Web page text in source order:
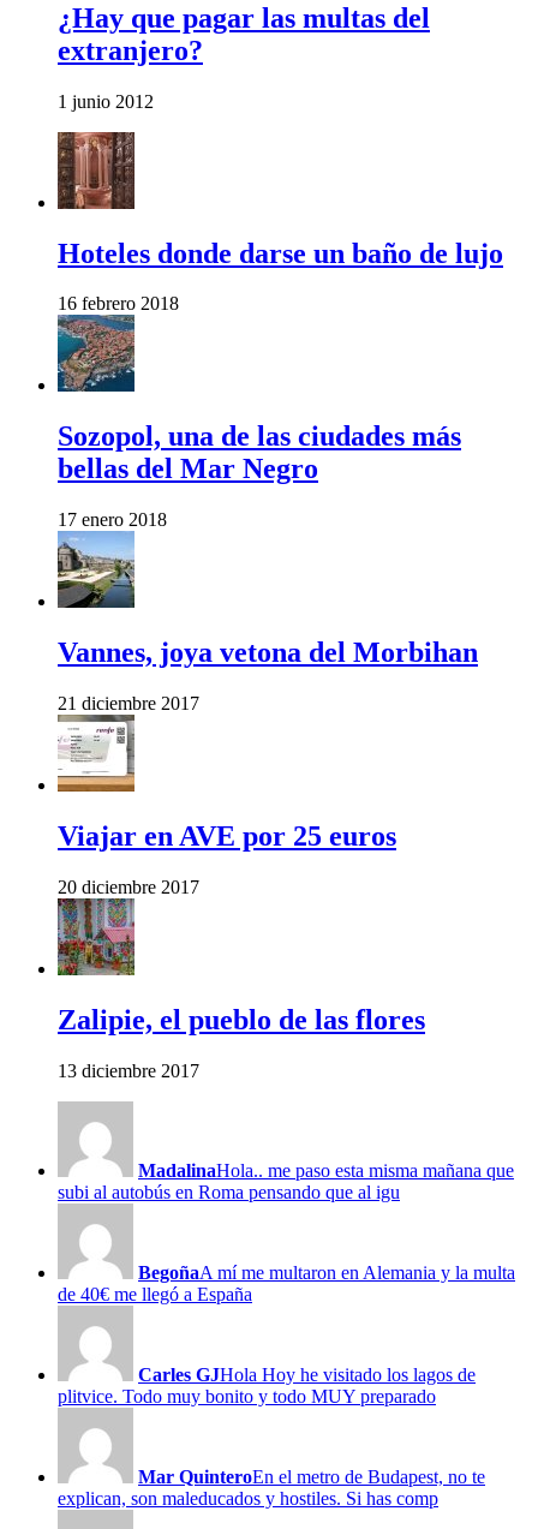
¿Hay que pagar las multas del
extranjero?
1 junio 2012
Hoteles donde darse un baño de lujo
16 febrero 2018
Sozopol, una de las ciudades más
bellas del Mar Negro
17 enero 2018
Vannes, joya vetona del Morbihan
21 diciembre 2017
Viajar en AVE por 25 euros
20 diciembre 2017
Zalipie, el pueblo de las flores
13 diciembre 2017
MadalinaHola.. me paso esta misma mañana que
subi al autobús en Roma pensando que al igu
BegoñaA mí me multaron en Alemania y la multa
de 40€ me llegó a España
Carles GJHola Hoy he visitado los lagos de
plitvice. Todo muy bonito y todo MUY preparado
Mar QuinteroEn el metro de Budapest, no te
explican, son maleducados y hostiles. Si has comp